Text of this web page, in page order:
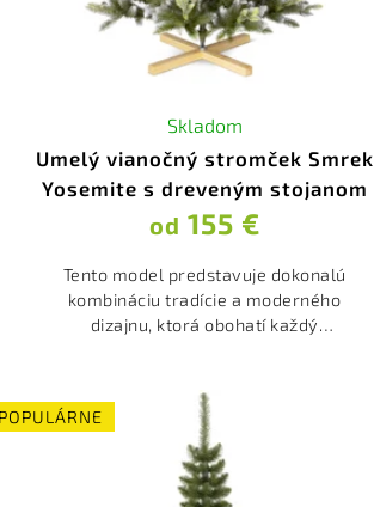
Umelý vianočný stromček Smrek
Yosemite s dreveným stojanom
Skladom
od 155 €
Tento model predstavuje dokonalú
kombináciu tradície a moderného
dizajnu, ktorá obohatí každý
dreveným stojanom je...
POPULÁRNE